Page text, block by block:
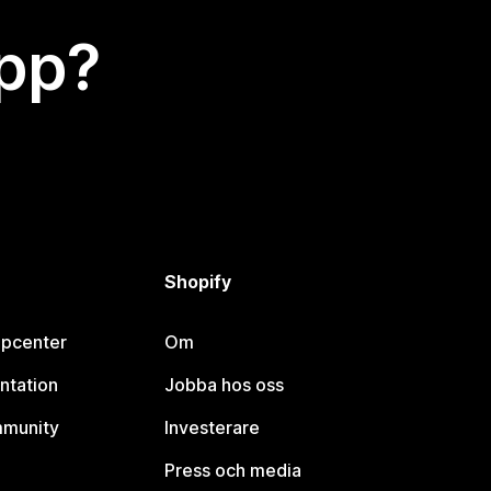
Shopify
Om
Jobba hos oss
Investerare
Press och media